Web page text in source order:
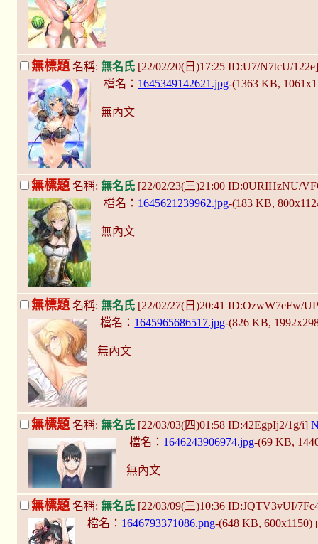
無標題 名稱: 無名氏 [22/02/20(日)17:25 ID:U7/N7tcU/
檔名： 1645349142621.jpg-(1363 KB,
無內文
無標題 名稱: 無名氏 [22/02/23(三)21:00 ID:0URIHzNU/
檔名： 1645621239962.jpg-(183 KB,
無內文
無標題 名稱: 無名氏 [22/02/27(日)20:41 ID:OzwW7eFw/
檔名： 1645965686517.jpg-(826 KB,
無內文
無標題名稱: 無名氏 [22/03/03(四)01:58 ID:42EgpIj2/1g/i]
檔名： 1646243906974.jpg-(69 KB,
無內文
無標題 名稱: 無名氏 [22/03/09(三)10:36 ID:JQTV3vUI/
檔名： 1646793371086.png-(648 KB, 600x1150)